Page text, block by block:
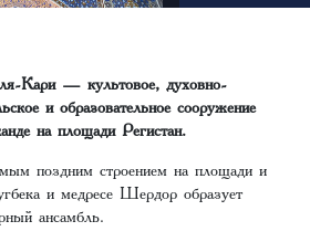
Кари — культовое, духовно-
и образовательное сооружение
на площади Регистан.
поздним строением на площади и
и медресе Шердор образует
ансамбль.